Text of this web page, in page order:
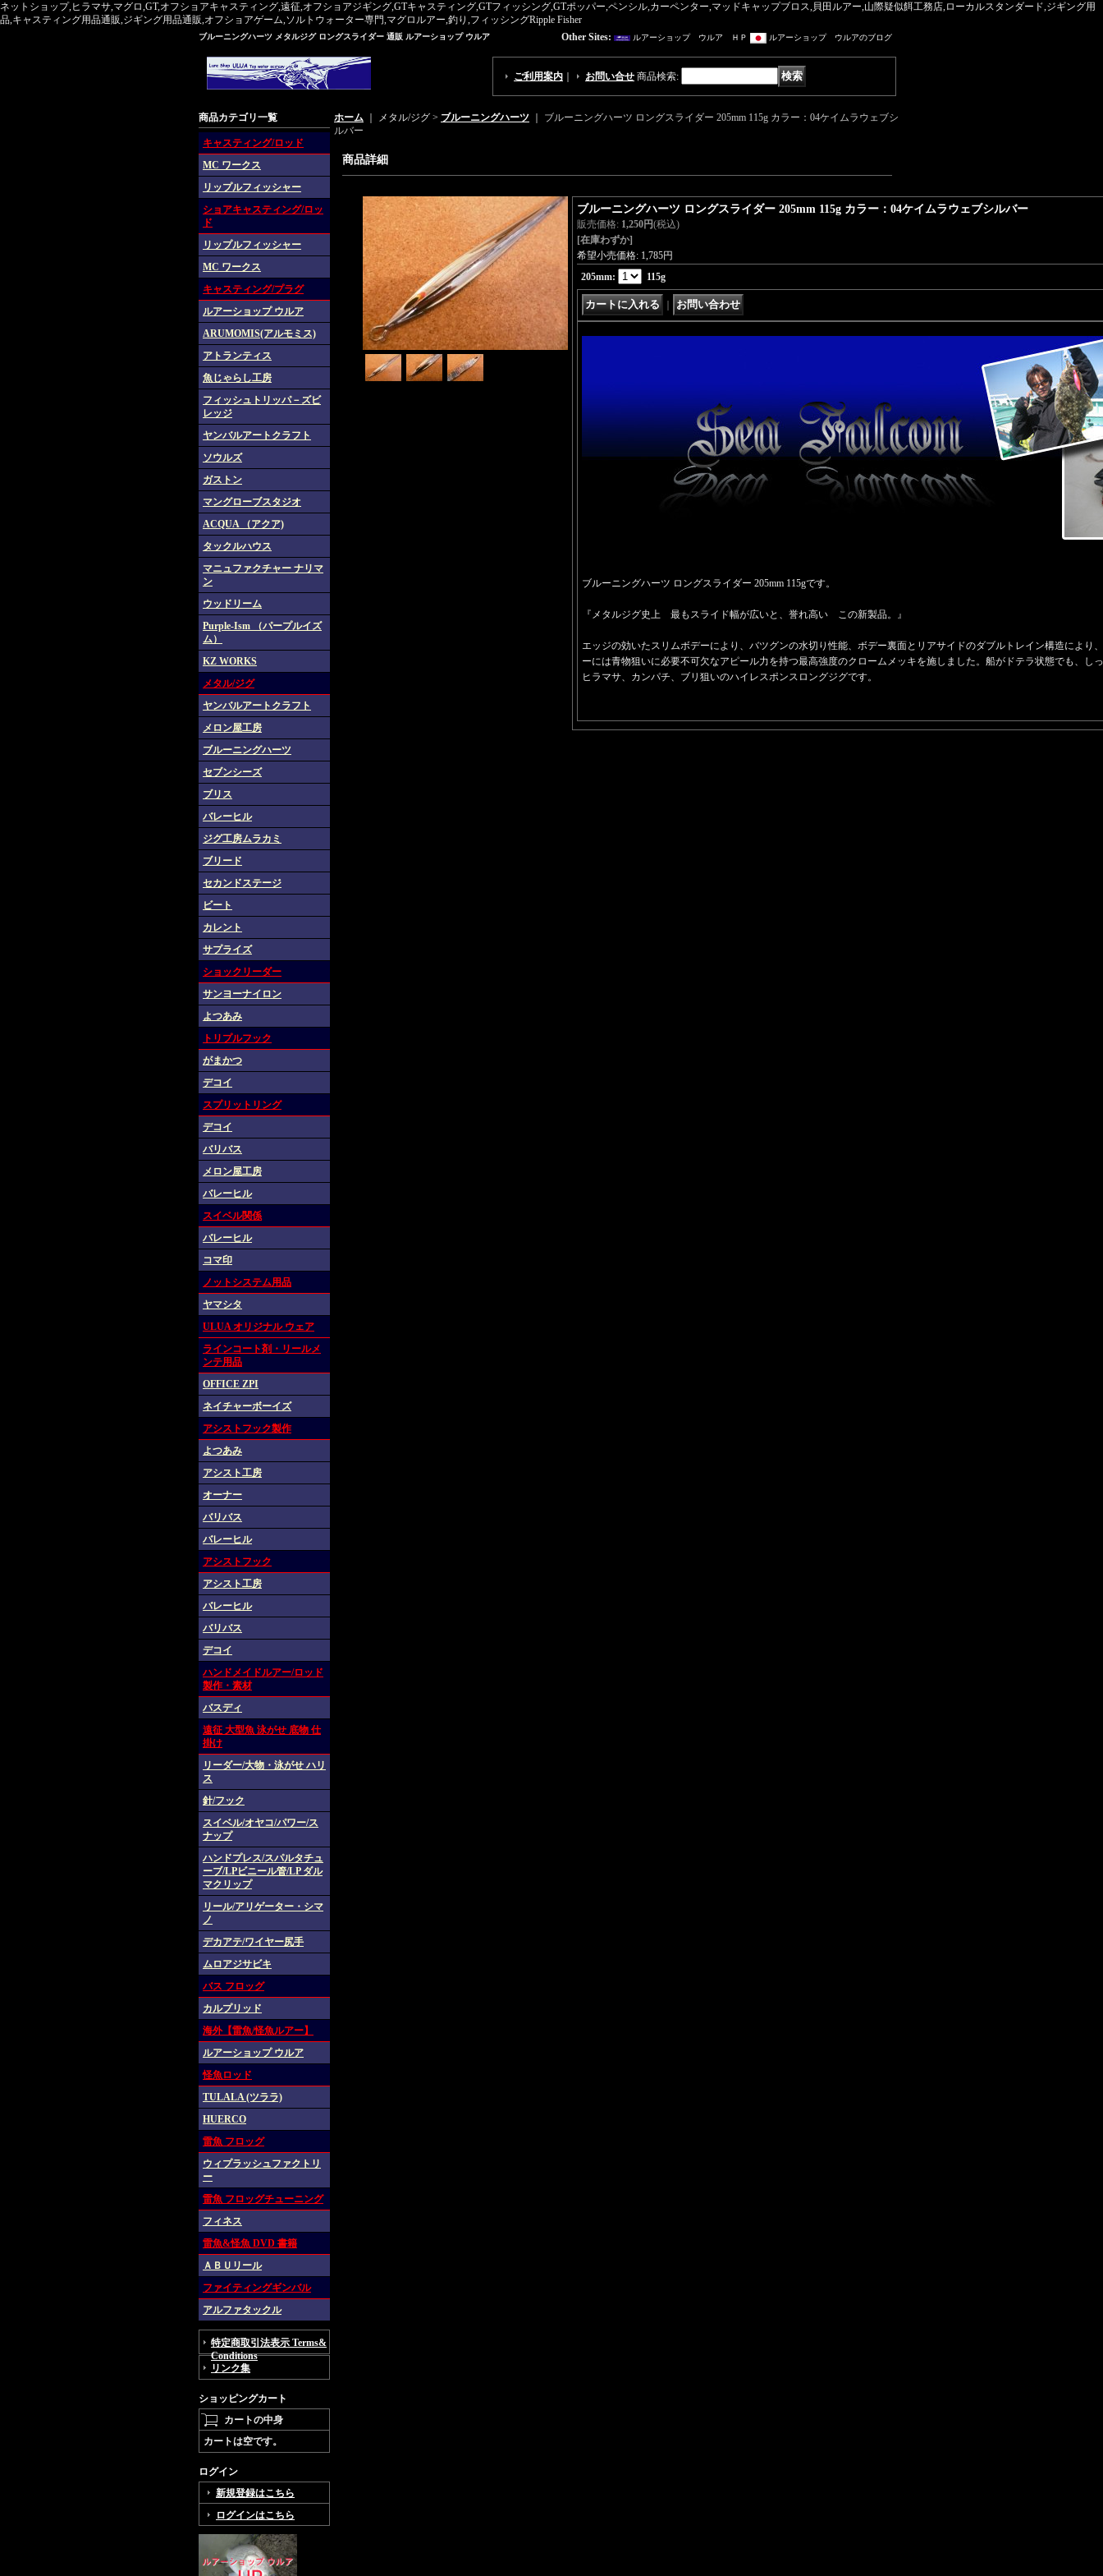
ネットショップ,ヒラマサ,マグロ,GT,オフショアキャスティング,遠征,オフショアジギング,GTキャスティング,GTフィッシング,GTポッパー,ペンシル,カーペンター,マッドキャップブロス,貝田ルアー,山際疑似餌工務店,ローカルスタンダード,ジギング用
品,キャスティング用品通販,ジギング用品通販,オフショアゲーム,ソルトウォーター専門,マグロルアー,釣り,フィッシングRipple Fisher
Other Sites:
ルアーショップ ウルア ＨＰ ルアーショップ ウルアのブログ
ブルーニングハーツ メタルジグ ロングスライダー 通販 ルアーショップ ウルア
ご利用案内 お問い合せ 商品検索:
商品カテゴリ一覧
キャスティング/ロッド
MC ワークス
リップルフィッシャー
ショアキャスティング/ロッ
ド
リップルフィッシャー
MC ワークス
キャスティング/プラグ
ルアーショップ ウルア
ARUMOMIS(アルモミス)
アトランティス
魚じゃらし工房
フィッシュトリッパ－ズビ
レッジ
ヤンバルアートクラフト
ソウルズ
ガストン
マングローブスタジオ
ACQUA （アクア)
タックルハウス
マニュファクチャー ナリマ
ン
ウッドリーム
Purple-Ism （パープルイズ
ム）
KZ WORKS
メタル/ジグ
ヤンバルアートクラフト
メロン屋工房
ブルーニングハーツ
セブンシーズ
ブリス
バレーヒル
ジグ工房ムラカミ
ブリード
セカンドステージ
ビート
カレント
サプライズ
ショックリーダー
サンヨーナイロン
よつあみ
トリプルフック
がまかつ
デコイ
スプリットリング
デコイ
バリバス
メロン屋工房
バレーヒル
スイベル関係
バレーヒル
コマ印
ノットシステム用品
ヤマシタ
ULUA オリジナル ウェア
ラインコート剤・リールメ
ンテ用品
OFFICE ZPI
ネイチャーボーイズ
アシストフック製作
よつあみ
アシスト工房
オーナー
バリバス
バレーヒル
アシストフック
アシスト工房
バレーヒル
バリバス
デコイ
ハンドメイドルアー/ロッド
製作・素材
バスディ
遠征 大型魚 泳がせ 底物 仕
掛け
リーダー/大物・泳がせ ハリ
ス
針/フック
スイベル/オヤコ/パワー/ス
ナップ
ハンドプレス/スパルタチュ
ーブ/LPビニール管/LP ダル
マクリップ
リール/アリゲーター・シマ
ノ
デカアテ/ワイヤー尻手
ムロアジサビキ
バス フロッグ
カルプリッド
海外【雷魚/怪魚ルアー】
ルアーショップ ウルア
怪魚ロッド
TULALA (ツララ)
HUERCO
雷魚 フロッグ
ウィプラッシュファクトリ
ー
雷魚 フロッグチューニング
フィネス
雷魚&怪魚 DVD 書籍
ＡＢＵリール
ファイティングギンバル
アルファタックル
特定商取引法表示 Terms&
Conditions
リンク集
ショッピングカート
カートの中身
カートは空です。
ログイン
新規登録はこちら
ログインはこちら
ホーム ｜ メタル/ジグ > ブルーニングハーツ
ブルーニングハーツ ロングスライダー 205mm 115g カラー：04ケイムラウェブシ
ルバー
商品詳細
ブルーニングハーツ ロングスライダー 205mm 115g カラー：04ケイムラウェブシルバー
販売価格: 1,250円(税込)
[在庫わずか]
希望小売価格: 1,785円
205mm: 115g
ブルーニングハーツ ロングスライダー 205mm 115gです。
『メタルジグ史上 最もスライド幅が広いと、誉れ高い この新製品。』
エッジの効いたスリムボデーにより、バツグンの水切り性能、ボデー裏面とリアサイドのダブルトレイン構造により
ーには青物狙いに必要不可欠なアピール力を持つ最高強度のクロームメッキを施しました。船がドテラ状態でも、し
ヒラマサ、カンパチ、ブリ狙いのハイレスポンスロングジグです。